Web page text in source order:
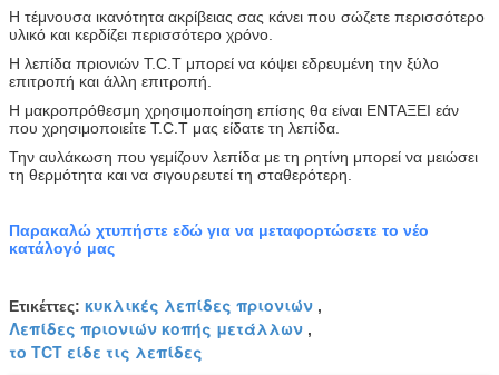
Η τέμνουσα ικανότητα ακρίβειας σας κάνει που σώζετε περισσότερο
υλικό και κερδίζει περισσότερο χρόνο.
Η λεπίδα πριονιών T.C.T μπορεί να κόψει εδρευμένη την ξύλο
επιτροπή και άλλη επιτροπή.
Η μακροπρόθεσμη χρησιμοποίηση επίσης θα είναι ΕΝΤΑΞΕΙ εάν
που χρησιμοποιείτε T.C.T μας είδατε τη λεπίδα.
Την αυλάκωση που γεμίζουν λεπίδα με τη ρητίνη μπορεί να μειώσει
τη θερμότητα και να σιγουρευτεί τη σταθερότερη.
Παρακαλώ χτυπήστε εδώ για να μεταφορτώσετε το νέο
κατάλογό μας
Ετικέττες: κυκλικές λεπίδες πριονιών ,
Λεπίδες πριονιών κοπής μετάλλων ,
το TCT είδε τις λεπίδες